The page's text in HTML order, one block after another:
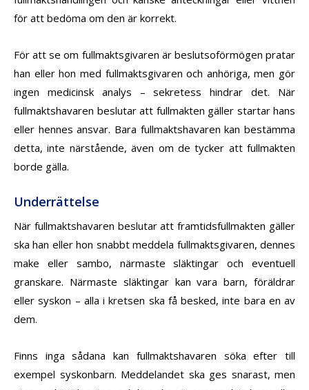
för att bedöma om den är korrekt.
För att se om fullmaktsgivaren är beslutsoförmögen pratar
han eller hon med fullmaktsgivaren och anhöriga, men gör
ingen medicinsk analys – sekretess hindrar det. När
fullmaktshavaren beslutar att fullmakten gäller startar hans
eller hennes ansvar. Bara fullmaktshavaren kan bestämma
detta, inte närstående, även om de tycker att fullmakten
borde gälla.
Underrättelse
När fullmaktshavaren beslutar att framtidsfullmakten gäller
ska han eller hon snabbt meddela fullmaktsgivaren, dennes
make eller sambo, närmaste släktingar och eventuell
granskare. Närmaste släktingar kan vara barn, föräldrar
eller syskon – alla i kretsen ska få besked, inte bara en av
dem.
Finns inga sådana kan fullmaktshavaren söka efter till
exempel syskonbarn. Meddelandet ska ges snarast, men